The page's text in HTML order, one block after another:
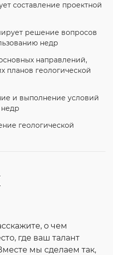
составление проектной
решение вопросов
недр
направлений,
планов геологической
и выполнение условий
геологической
о чем
где ваш талант
мы сделаем так,